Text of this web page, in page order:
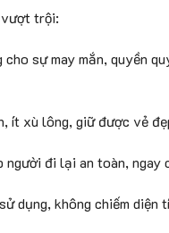
vượt trội:
sự may mắn, quyền
ít xù lông, giữ được vẻ
đi lại an toàn, ngay
dụng, không chiếm diện